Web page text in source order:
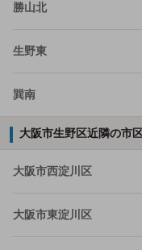
勝山北
生野東
巽南
大阪市生野区近隣の市
大阪市西淀川区
大阪市東淀川区